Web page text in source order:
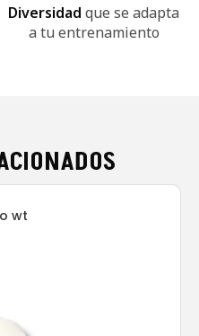
Diversidadque se adapta
a tu entrenamiento
wt